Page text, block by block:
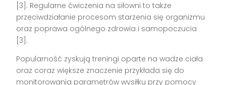
[3]. Regularne ćwiczenia na siłowni to także
przeciwdziałanie procesom starzenia się organizmu
oraz poprawa ogólnego zdrowia i samopoczucia
[3].
Popularność zyskują treningi oparte na wadze ciała
oraz coraz większe znaczenie przykłada się do
monitorowania parametrów wysiłku przy pomocy